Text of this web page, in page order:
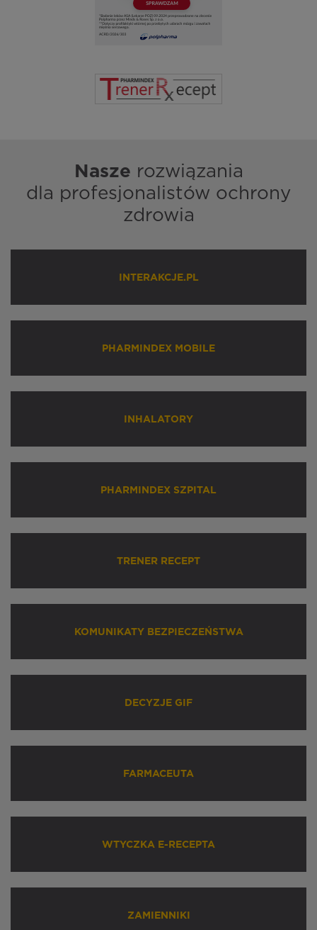
Nasze rozwiązania
dla profesjonalistów ochrony
zdrowia
INTERAKCJE.PL
PHARMINDEX MOBILE
INHALATORY
PHARMINDEX SZPITAL
TRENER RECEPT
KOMUNIKATY BEZPIECZEŃSTWA
DECYZJE GIF
FARMACEUTA
WTYCZKA E-RECEPTA
ZAMIENNIKI